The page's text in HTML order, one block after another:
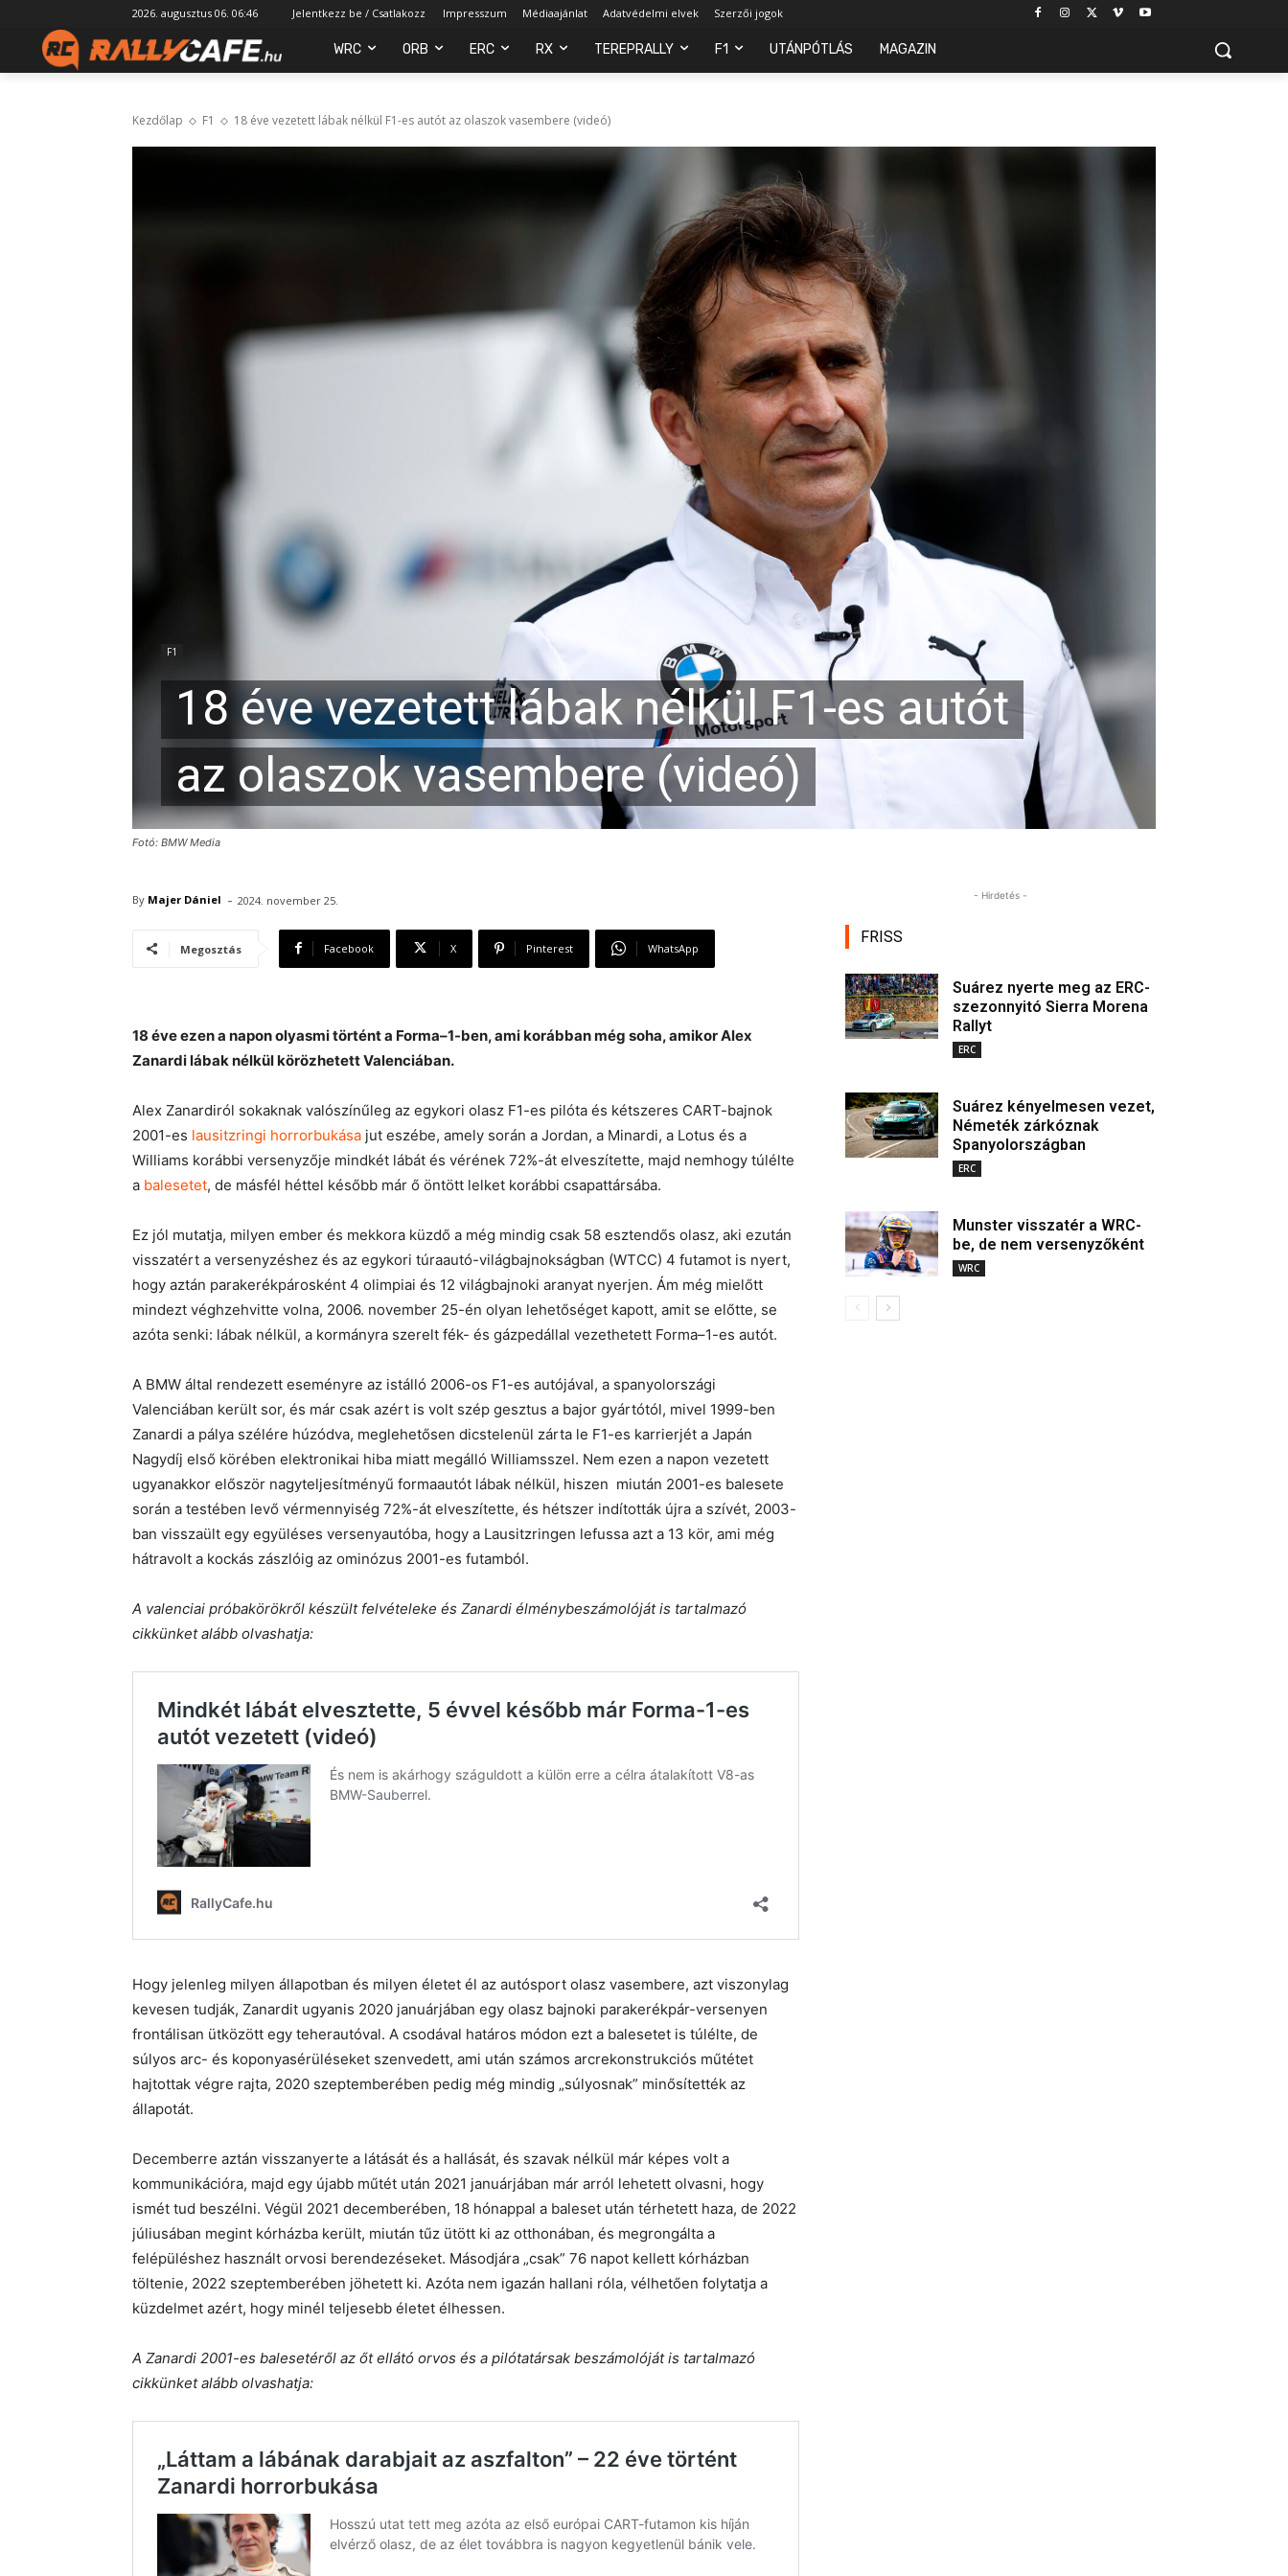
2026. augusztus 06. 06:46 Jelentkezz be / Csatlakozz Impresszum Médiaajánlat Adatvédelmi elvek Szerzői jogok
WRC ORB ERC RX TEREPRALLY F1 UTÁNPÓTLÁS MAGAZIN
Kezdőlap F1 18 éve vezetett lábak nélkül F1-es autót az olaszok vasembere (videó)
Fotó: BMW Media
F1
18 éve vezetett lábak nélkül F1-es autót
az olaszok vasembere (videó)
By Majer Dániel - 2024. november 25.
Megosztás Facebook X Pinterest WhatsApp
18 éve ezen a napon olyasmi történt a Forma–1-ben, ami korábban még soha, amikor Alex
Zanardi lábak nélkül körözhetett Valenciában.
Alex Zanardiról sokaknak valószínűleg az egykori olasz F1-es pilóta és kétszeres CART-bajnok
2001-es lausitzringi horrorbukása jut eszébe, amely során a Jordan, a Minardi, a Lotus és a
Williams korábbi versenyzője mindkét lábát és vérének 72%-át elveszítette, majd nemhogy túlélte
a balesetet, de másfél héttel később már ő öntött lelket korábbi csapattársába.
Ez jól mutatja, milyen ember és mekkora küzdő a még mindig csak 58 esztendős olasz, aki ezután
visszatért a versenyzéshez és az egykori túraautó-világbajnokságban (WTCC) 4 futamot is nyert,
hogy aztán parakerékpárosként 4 olimpiai és 12 világbajnoki aranyat nyerjen. Ám még mielőtt
mindezt véghzehvitte volna, 2006. november 25-én olyan lehetőséget kapott, amit se előtte, se
azóta senki: lábak nélkül, a kormányra szerelt fék- és gázpedállal vezethetett Forma–1-es autót.
A BMW által rendezett eseményre az istálló 2006-os F1-es autójával, a spanyolországi
Valenciában került sor, és már csak azért is volt szép gesztus a bajor gyártótól, mivel 1999-ben
Zanardi a pálya szélére húzódva, meglehetősen dicstelenül zárta le F1-es karrierjét a Japán
Nagydíj első körében elektronikai hiba miatt megálló Williamsszel. Nem ezen a napon vezetett
ugyanakkor először nagyteljesítményű formaautót lábak nélkül, hiszen miután 2001-es balesete
során a testében levő vérmennyiség 72%-át elveszítette, és hétszer indították újra a szívét, 2003-
ban visszaült egy együléses versenyautóba, hogy a Lausitzringen lefussa azt a 13 kör, ami még
hátravolt a kockás zászlóig az ominózus 2001-es futamból.
A valenciai próbakörökről készült felvételeke és Zanardi élménybeszámolóját is tartalmazó
cikkünket alább olvashatja:
Hogy jelenleg milyen állapotban és milyen életet él az autósport olasz vasembere, azt viszonylag
kevesen tudják, Zanardit ugyanis 2020 januárjában egy olasz bajnoki parakerékpár-versenyen
frontálisan ütközött egy teherautóval. A csodával határos módon ezt a balesetet is túlélte, de
súlyos arc- és koponyasérüléseket szenvedett, ami után számos arcrekonstrukciós műtétet
hajtottak végre rajta, 2020 szeptemberében pedig még mindig „súlyosnak” minősítették az
állapotát.
Decemberre aztán visszanyerte a látását és a hallását, és szavak nélkül már képes volt a
kommunikációra, majd egy újabb műtét után 2021 januárjában már arról lehetett olvasni, hogy
ismét tud beszélni. Végül 2021 decemberében, 18 hónappal a baleset után térhetett haza, de 2022
júliusában megint kórházba került, miután tűz ütött ki az otthonában, és megrongálta a
felépüléshez használt orvosi berendezéseket. Másodjára „csak” 76 napot kellett kórházban
töltenie, 2022 szeptemberében jöhetett ki. Azóta nem igazán hallani róla, vélhetően folytatja a
küzdelmet azért, hogy minél teljesebb életet élhessen.
A Zanardi 2001-es balesetéről az őt ellátó orvos és a pilótatársak beszámolóját is tartalmazó
cikkünket alább olvashatja:
- Hirdetés -
FRISS
Suárez nyerte meg az ERC-
szezonnyitó Sierra Morena
Rallyt
ERC
Suárez kényelmesen vezet,
Németék zárkóznak
Spanyolországban
ERC
Munster visszatér a WRC-
be, de nem versenyzőként
WRC